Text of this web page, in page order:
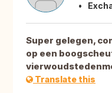
Super gelegen,
op een
Translate this